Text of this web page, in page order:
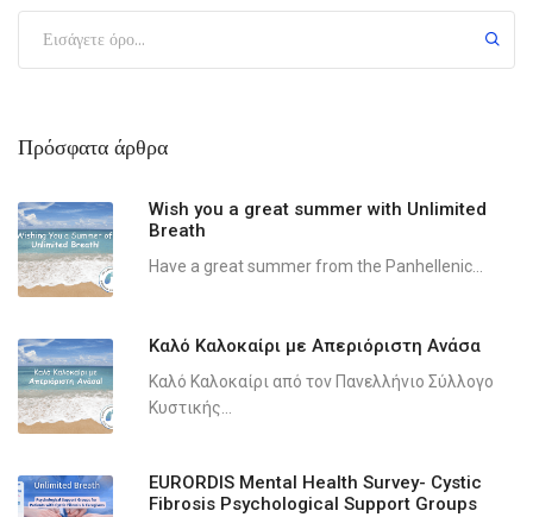
Πρόσφατα άρθρα
Wish you a great summer with Unlimited
Breath
Have a great summer from the Panhellenic...
Καλό Καλοκαίρι με Απεριόριστη Ανάσα
Καλό Καλοκαίρι από τον Πανελλήνιο Σύλλογο
Κυστικής...
EURORDIS Mental Health Survey- Cystic
Fibrosis Psychological Support Groups